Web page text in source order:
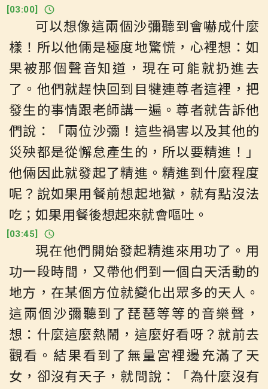
[03:00]
可以想像這兩個沙彌聽到會嚇成什麼
樣！所以他倆是極度地驚慌，心裡想：如
果被那個聲音知道，現在可能就扔進去
了。他們就趕快回到目犍連尊者這裡，把
發生的事情跟老師講一遍。尊者就告訴他
們說：「兩位沙彌！這些禍害以及其他的
災殃都是從懈怠產生的，所以要精進！」
他倆因此就發起了精進。精進到什麼程度
呢？說如果用餐前想起地獄，就有點沒法
吃；如果用餐後想起來就會嘔吐。
[03:45]
現在他們開始發起精進來用功了。用
功一段時間，又帶他們到一個白天活動的
地方，在某個方位就變化出眾多的天人。
這兩個沙彌聽到了琵琶等等的音樂聲，
想：什麼這麼熱鬧，這麼好看呀？就前去
觀看。結果看到了無量宮裡邊充滿了天
女，卻沒有天子，就問說：「為什麼沒有